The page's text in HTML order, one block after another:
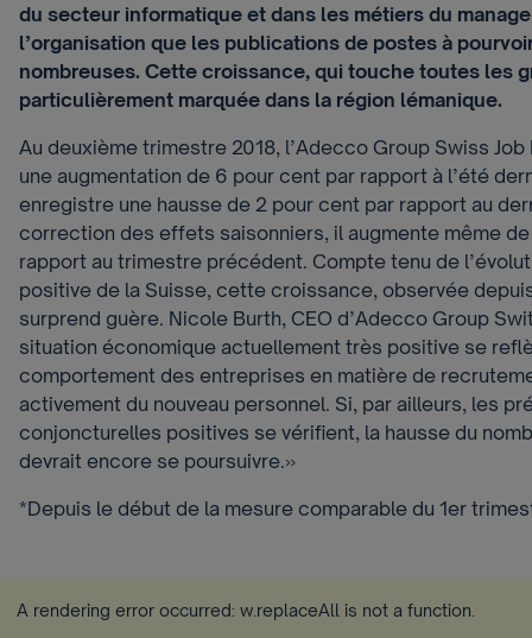
du secteur informatique et dans les métiers du
l’organisation que les publications de postes à
nombreuses. Cette croissance, qui touche toutes les
particulièrement marquée dans la région lémanique.
Au deuxième trimestre 2018, l’Adecco Group Swiss
une augmentation de 6 pour cent par rapport à l’été
enregistre une hausse de 2 pour cent par rapport au
correction des effets saisonniers, il augmente même
rapport au trimestre précédent. Compte tenu de
positive de la Suisse, cette croissance, observée
surprend guère. Nicole Burth, CEO d’Adecco Group
situation économique actuellement très positive se
comportement des entreprises en matière de
activement du nouveau personnel. Si, par ailleurs, les
conjoncturelles positives se vérifient, la hausse du
devrait encore se poursuivre.»
*Depuis le début de la mesure comparable du 1er
A rendering error occurred: w.replaceAll is not a function